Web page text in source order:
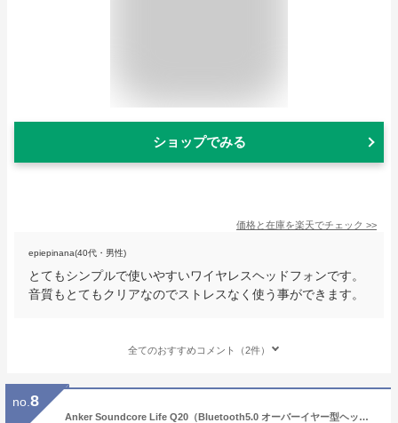
ショップでみる
価格と在庫を楽天でチェック >>
epiepinana(40代・男性)
とてもシンプルで使いやすいワイヤレスヘッドフォンです。
音質もとてもクリアなのでストレスなく使う事ができます。
全てのおすすめコメント（2件）
no. 8
Anker Soundcore Life Q20（Bluetooth5.0 オーバーイヤー型ヘッドホン）【アクティブノイズキャンセリング/ハイレゾ対応(AUX接続時) / 最大40時間音楽再生 / マイク内蔵】ブラック